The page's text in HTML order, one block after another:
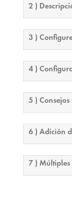
2 )
3 )
4 )
5 )
6 ) Adición
7 ) Múltiples